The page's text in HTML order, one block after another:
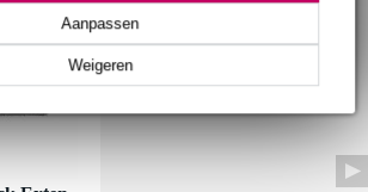
Weigeren
Aanpassen